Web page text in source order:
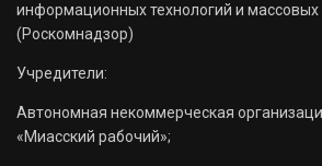
информационных технологий и
(Роскомнадзор)
Учредители:
Автономная некоммерческая
«Миасский рабочий»;